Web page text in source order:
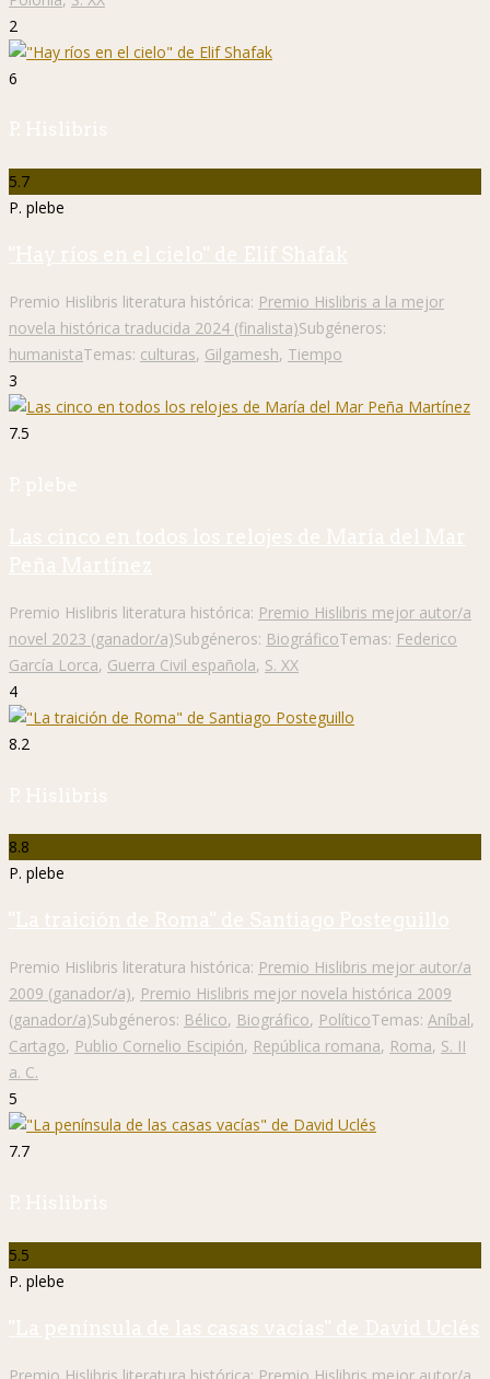
2
6
P. Hislibris
5.7
P. plebe
"Hay ríos en el cielo" de Elif Shafak
Premio Hislibris literatura histórica: Premio Hislibris a la mejor
novela histórica traducida 2024 (finalista)Subgéneros:
humanistaTemas: culturas, Gilgamesh, Tiempo
3
7.5
P. plebe
Las cinco en todos los relojes de María del Mar
Peña Martínez
Premio Hislibris literatura histórica: Premio Hislibris mejor autor/a
novel 2023 (ganador/a)Subgéneros: BiográficoTemas: Federico
García Lorca, Guerra Civil española, S. XX
4
8.2
P. Hislibris
8.8
P. plebe
"La traición de Roma" de Santiago Posteguillo
Premio Hislibris literatura histórica: Premio Hislibris mejor autor/a
2009 (ganador/a), Premio Hislibris mejor novela histórica 2009
(ganador/a)Subgéneros: Bélico, Biográfico, PolíticoTemas: Aníbal,
Cartago, Publio Cornelio Escipión, República romana, Roma, S. II
a. C.
5
7.7
P. Hislibris
5.5
P. plebe
"La península de las casas vacías" de David Uclés
Premio Hislibris literatura histórica: Premio Hislibris mejor autor/a